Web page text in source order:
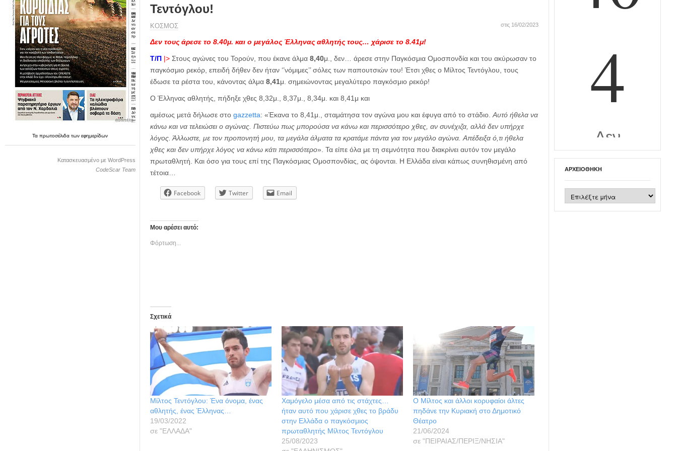
Ταπρωτοσέλιδατωνεφημερίδων
Κατασκευασμένο με WordPress
CodeScar Team
Τεντόγλου!
ΚΟΣΜΟΣ στις 16/02/2023
Δεν τους άρεσε το 8.40μ. και ο μεγάλος Έλληνας αθλητής τους… χάρισε το 8.41μ!
Τ/Π |>Στους αγώνες του Τορούν, που έκανε άλμα 8,40μ., δεν… άρεσε στην Παγκόσμια Ομοσπονδία και του ακύρωσαν το
παγκόσμιο ρεκόρ, επειδή δήθεν δεν ήταν ‘’νόμιμες’’ σόλες των παπουτσιών του! Έτσι χθες ο Μίλτος Τεντόγλου, τους
έδωσε τα ρέστα του, κάνοντας άλμα 8,41μ. σημειώνοντας μεγαλύτερο παγκόσμιο ρεκόρ!
Ο Έλληνας αθλητής, πήδηξε χθες 8,32μ., 8,37μ., 8,34μ. και 8,41μ και
αμέσως μετά δήλωσε στο gazzetta: «Έκανα το 8,41μ., σταμάτησα τον αγώνα μου και έφυγα από το στάδιο.Αυτό ήθελα να
κάνω και να τελειώσει ο αγώνας. Πιστεύω πως μπορούσα να κάνω και περισσότερο χθες, αν συνέχιζα, αλλά δεν υπήρχε
λόγος. Άλλωστε, με τον προπονητή μου, τα μεγάλα άλματα τα κρατάμε πάντα για τον μεγάλο αγώνα. Απέδειξα ό,τι ήθελα
χθες και δεν υπήρχε λόγος να κάνω κάτι περισσότερο». Τα είπε όλα με τη σεμνότητα που διακρίνει αυτόν τον μεγάλο
πρωταθλητή. Και όσο για τους επί της Παγκόσμιας Ομοσπονδίας, ας όψονται. Η Ελλάδα είναι κάπως συνηθισμένη από
τέτοια…
Facebook Twitter Email
Μου αρέσει αυτό:
Φόρτωση...
Σχετικά
Μίλτος Τεντόγλου: Ένα όνομα, ένας
αθλητής, ένας Έλληνας…
19/03/2022
σε "ΕΛΛΑΔΑ"
Χαμόγελο μέσα από τις στάχτες…
ήταν αυτό που χάρισε χθες το βράδυ
στην Ελλάδα ο παγκόσμιος
πρωταθλητής Μίλτος Τεντόγλου
25/08/2023
Ο Μίλτος και άλλοι κορυφαίοι άλτες
πηδάνε την Κυριακή στο Δημοτικό
Θέατρο
21/06/2024
σε "ΠΕΙΡΑΙΑΣ/ΠΕΡΙΞ/ΝΗΣΙΑ"
ΑΡΧΕΙΟΘΉΚΗ